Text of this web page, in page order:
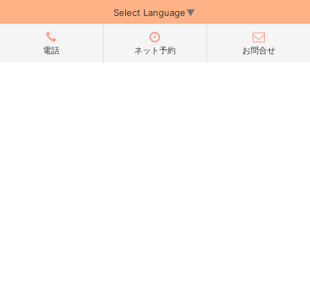
Select Language▼
電話 ネット予約 お問合せ